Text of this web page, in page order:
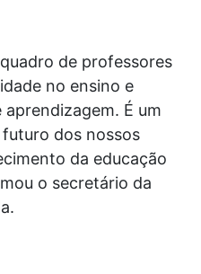
de professores
no ensino e
É um
dos nossos
da educação
o secretário da